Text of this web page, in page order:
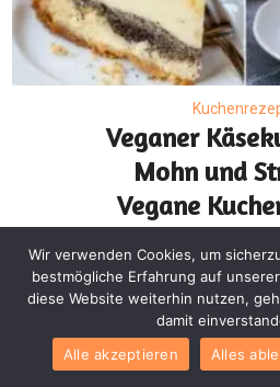
Veganer
Mohn und
Vegane
Wir verwenden Cookies, um
bestmögliche Erfahrung auf
diese Website weiterhin nutzen,
damit
Alle akzeptieren
Alles